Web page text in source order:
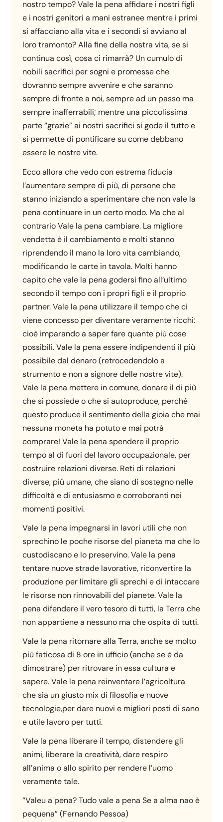
nostro tempo? Vale la pena affidare i nostri figli
e i nostri genitori a mani estranee mentre i primi
si affacciano alla vita e i secondi si avviano al
loro tramonto? Alla fine della nostra vita, se si
continua così, cosa ci rimarrà? Un cumulo di
nobili sacrifici per sogni e promesse che
dovranno sempre avvenire e che saranno
sempre di fronte a noi, sempre ad un passo ma
sempre inafferrabili; mentre una piccolissima
parte “grazie” ai nostri sacrifici si gode il tutto e
si permette di pontificare su come debbano
essere le nostre vite.
Ecco allora che vedo con estrema fiducia
l’aumentare sempre di più, di persone che
stanno iniziando a sperimentare che non vale la
pena continuare in un certo modo. Ma che al
contrario Vale la pena cambiare. La migliore
vendetta è il cambiamento e molti stanno
riprendendo il mano la loro vita cambiando,
modificando le carte in tavola. Molti hanno
capito che vale la pena godersi fino all’ultimo
secondo il tempo con i propri figli e il proprio
partner. Vale la pena utilizzare il tempo che ci
viene concesso per diventare veramente ricchi:
cioè imparando a saper fare quante più cose
possibili. Vale la pena essere indipendenti il più
possibile dal denaro (retrocedendolo a
strumento e non a signore delle nostre vite).
Vale la pena mettere in comune, donare il di più
che si possiede o che si autoproduce, perché
questo produce il sentimento della gioia che mai
nessuna moneta ha potuto e mai potrà
comprare! Vale la pena spendere il proprio
tempo al di fuori del lavoro occupazionale, per
costruire relazioni diverse. Reti di relazioni
diverse, più umane, che siano di sostegno nelle
difficoltà e di entusiasmo e corroboranti nei
momenti positivi.
Vale la pena impegnarsi in lavori utili che non
sprechino le poche risorse del pianeta ma che lo
custodiscano e lo preservino. Vale la pena
tentare nuove strade lavorative, riconvertire la
produzione per limitare gli sprechi e di intaccare
le risorse non rinnovabili del pianete. Vale la
pena difendere il vero tesoro di tutti, la Terra che
non appartiene a nessuno ma che ospita di tutti.
Vale la pena ritornare alla Terra, anche se molto
più faticosa di 8 ore in ufficio (anche se è da
dimostrare) per ritrovare in essa cultura e
sapere. Vale la pena reinventare l’agricoltura
che sia un giusto mix di filosofia e nuove
tecnologie,per dare nuovi e migliori posti di sano
e utile lavoro per tutti.
Vale la pena liberare il tempo, distendere gli
animi, liberare la creatività, dare respiro
all’anima o allo spirito per rendere l’uomo
veramente tale.
“Valeu a pena? Tudo vale a pena Se a alma nao è
pequena” (Fernando Pessoa)